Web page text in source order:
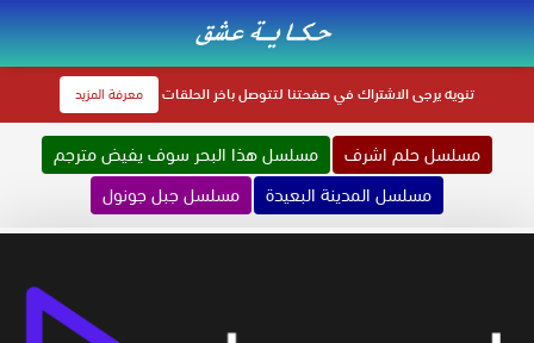
تنويهيرجى الاشتراك في صفحتنا لتتوصل باخر الحلقات معرفة المزيد
مسلسل حلم اشرف
مسلسل هذا البحر سوف يفيض مترجم
مسلسل المدينة البعيدة
مسلسل جبل جونول